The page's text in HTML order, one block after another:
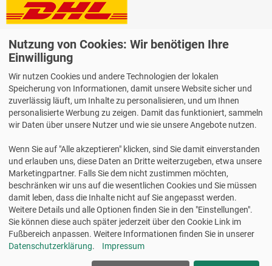
Samstagszustellung
Bequeme Zahlung über Paypal
2 Jahre Gewährleistung
Alle Texte, Grafiken, Bilder und das Layout sind urheberrechtlich
geschützt und dürfen nicht ohne ausdrückliche, schriftliche
Erlaubnis weiterverwendet werden.
© 2026 bits&paper GmbH - HERMA Fachshop - HERMA 4628 -
Universal-Etiketten, weiß, 210 x 148 mm, 200 Blatt
Nutzung von Cookies: Wir benötigen Ihre
Einwilligung
Wir nutzen Cookies und andere Technologien der lokalen
Speicherung von Informationen, damit unsere Website sicher und
zuverlässig läuft, um Inhalte zu personalisieren, und um Ihnen
personalisierte Werbung zu zeigen. Damit das funktioniert, sammeln
wir Daten über unsere Nutzer und wie sie unsere Angebote nutzen.
Wenn Sie auf "Alle akzeptieren" klicken, sind Sie damit einverstanden
und erlauben uns, diese Daten an Dritte weiterzugeben, etwa unsere
Marketingpartner. Falls Sie dem nicht zustimmen möchten,
beschränken wir uns auf die wesentlichen Cookies und Sie müssen
damit leben, dass die Inhalte nicht auf Sie angepasst werden.
Weitere Details und alle Optionen finden Sie in den "Einstellungen".
Sie können diese auch später jederzeit über den Cookie Link im
Fußbereich anpassen. Weitere Informationen finden Sie in unserer
Datenschutzerklärung. Impressum